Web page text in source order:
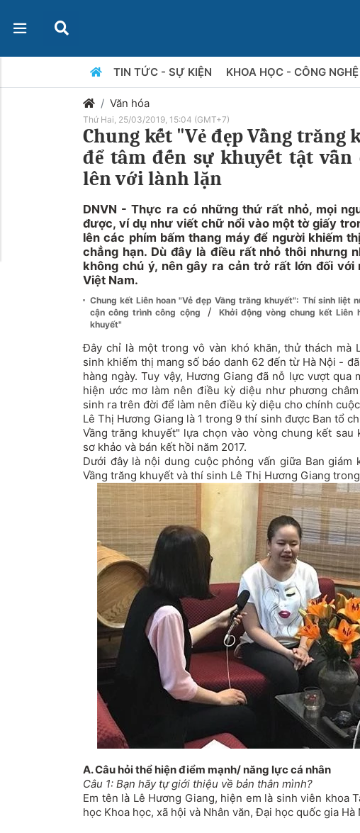
TIN TỨC - SỰ KIỆN KHOA HỌC - CÔNG NGHỆ
Văn hóa
Thứ Hai, 25/03/2019, 15:04 (GMT+7)
Chung kết "Vẻ đẹp Vầng trăng
để tâm đến sự khuyết tật vẫn
lên với lành lặn
DNVN - Thực ra có những thứ rất nhỏ, mọi
được, ví dụ như viết chữ nổi vào một tờ giấy
lên các phím bấm thang máy để người khiếm
chẳng hạn. Dù đây là điều rất nhỏ thôi nhưng
không chú ý, nên gây ra cản trở rất lớn đối
Việt Nam.
Chung kết Liên hoan "Vẻ đẹp Vầng trăng khuyết": Thí sinh liệt
cận công trình công cộng
/
Khởi động vòng chung kết Liên
khuyết"
Đây chỉ là một trong vô vàn khó khăn, thử thách mà
sinh khiếm thị mang số báo danh 62 đến từ Hà Nội -
hàng ngày. Tuy vậy, Hương Giang đã nỗ lực vượt qua
hiện ước mơ làm nên điều kỳ diệu như phương
sinh ra trên đời để làm nên điều kỳ diệu cho chính
Lê Thị Hương Giang là 1 trong 9 thí sinh được Ban tổ
Vầng trăng khuyết" lựa chọn vào vòng chung kết sau
sơ khảo và bán kết hồi năm 2017.
Dưới đây là nội dung cuộc phỏng vấn giữa Ban giám
Vầng trăng khuyết và thí sinh Lê Thị Hương Giang
A. Câu hỏi thể hiện điểm mạnh/ năng lực cá nhân
Câu 1: Bạn hãy tự giới thiệu về bản thân mình?
Em tên là Lê Hương Giang, hiện em là sinh viên khoa
học Khoa học, xã hội và Nhân văn, Đại học quốc gia Hà